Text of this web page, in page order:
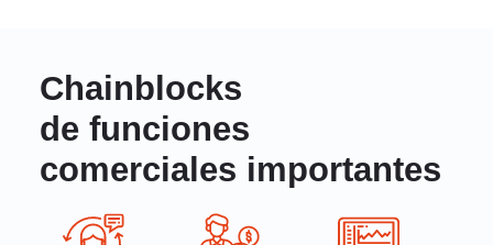
Chainblocks
de funciones
comerciales importantes